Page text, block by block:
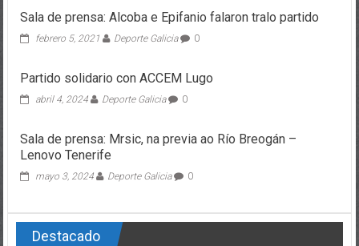
Sala de prensa: Alcoba e Epifanio falaron tralo partido
febrero 5, 2021 Deporte Galicia 0
Partido solidario con ACCEM Lugo
abril 4, 2024 Deporte Galicia 0
Sala de prensa: Mrsic, na previa ao Río Breogán –
Lenovo Tenerife
mayo 3, 2024 Deporte Galicia 0
Destacado